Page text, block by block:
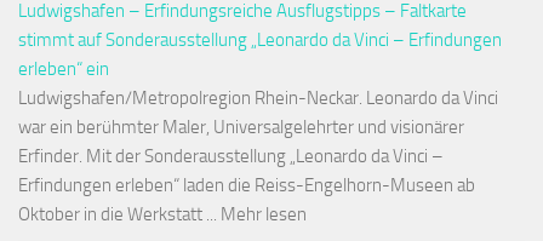
Ludwigshafen – Erfindungsreiche Ausflugstipps – Faltkarte
stimmt auf Sonderausstellung „Leonardo da Vinci – Erfindungen
erleben“ ein
Ludwigshafen/Metropolregion Rhein-Neckar. Leonardo da Vinci
war ein berühmter Maler, Universalgelehrter und visionärer
Erfinder. Mit der Sonderausstellung „Leonardo da Vinci –
Erfindungen erleben“ laden die Reiss-Engelhorn-Museen ab
Oktober in die Werkstatt ... Mehr lesen